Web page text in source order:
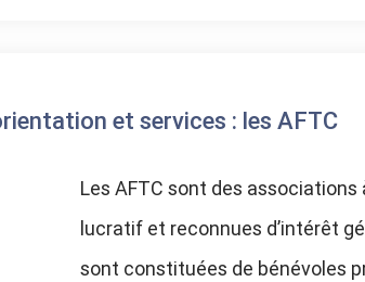
et services : les AFTC
Les AFTC sont des associations
lucratif et reconnues d’intérêt
sont constituées de bénévoles